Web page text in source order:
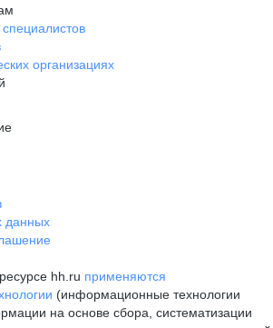
организациях
данных
hh.ru применяются
(информационные технологии
на основе сбора, систематизации